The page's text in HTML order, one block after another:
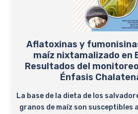
Aflatoxinas y
maíz nixtamalizado en
Resultados del
Énfasis
La base de la dieta de los
granos de maíz son susceptibles